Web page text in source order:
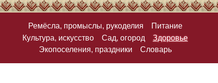
Ремёсла, промыслы, рукоделия
Питание
Культура, искусство
Сад, огород
Здоровье
Экопоселения, праздники
Словарь